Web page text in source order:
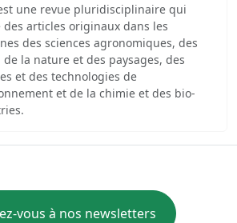
une revue pluridisciplinaire qui
des articles originaux dans les
des sciences agronomiques, des
de la nature et des paysages, des
et des technologies de
et de la chimie et des bio-
vous à nos newsletters